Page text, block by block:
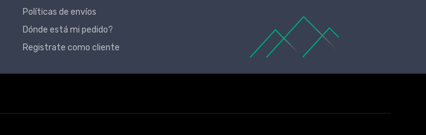
Políticas de envíos
Dónde está mi pedido?
Registrate como cliente